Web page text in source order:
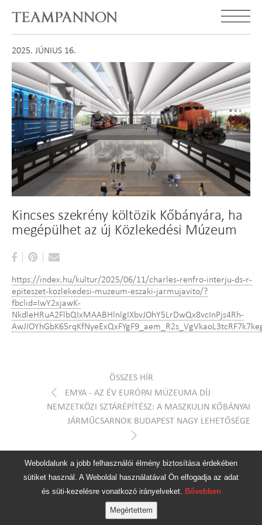
2025. JÚNIUS 16.
Kincses szekrény költözik Kőbányára, ha
megépülhet az új Közlekedési Múzeum
https://index.hu/kultur/2025/06/11/charles-renfro-interju-ds-r-
epiteszet-kozlekedesi-muzeum-eszaki-jarmujavito/?
fbclid=IwY2xjawK-
NkdleHRuA2FlbQIxMAABHlnlgIXbvJOhY5LrDwQx8vcInPjs4Rh-
ÖSSZES HÍR
EMYA - AZ ÉV EURÓPAI MÚZEUMA DÍJ
NEMZETKÖZI SZTÁRÉPÍTÉSZ: A MASZKULIN KŐBÁNYAI
JÁRMŰCSARNOK BUDAPEST NAGY LEHETŐSÉGE
Weboldalunk a jobb felhasználói élmény biztosítása érdekében
sütiket használ. A Weboldal használatával Ön elfogadja az adat
és süti-kezelésre vonatkozó irányelveket. Bővebben